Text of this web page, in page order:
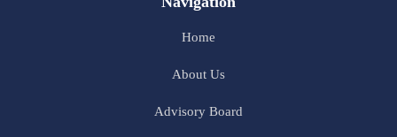
Home
About Us
Advisory Board